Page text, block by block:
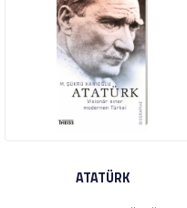
ATATÜRK